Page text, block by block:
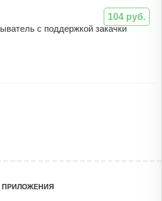
с поддержкой закачки
104 руб.
ПРИЛОЖЕНИЯ